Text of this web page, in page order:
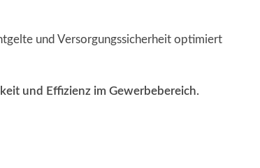
und Versorgungssicherheit optimiert
und Effizienz im Gewerbebereich.